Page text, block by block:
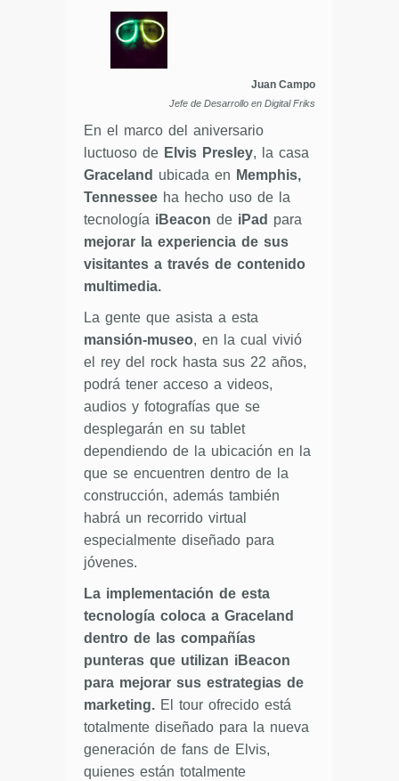
Juan Campo
Jefe de Desarrollo en Digital Friks
En el marco del aniversario
luctuoso de Elvis Presley, la casa
Graceland ubicada en Memphis,
Tennessee ha hecho uso de la
tecnología iBeacon de iPad para
mejorar la experiencia de sus
visitantes a través de contenido
multimedia.
La gente que asista a esta
mansión-museo, en la cual vivió
el rey del rock hasta sus 22 años,
podrá tener acceso a videos,
audios y fotografías que se
desplegarán en su tablet
dependiendo de la ubicación en la
que se encuentren dentro de la
construcción, además también
habrá un recorrido virtual
especialmente diseñado para
jóvenes.
La implementación de esta
tecnología coloca a Graceland
dentro de las compañías
punteras que utilizan iBeacon
para mejorar sus estrategias de
marketing. El tour ofrecido está
totalmente diseñado para la nueva
generación de fans de Elvis,
quienes están totalmente